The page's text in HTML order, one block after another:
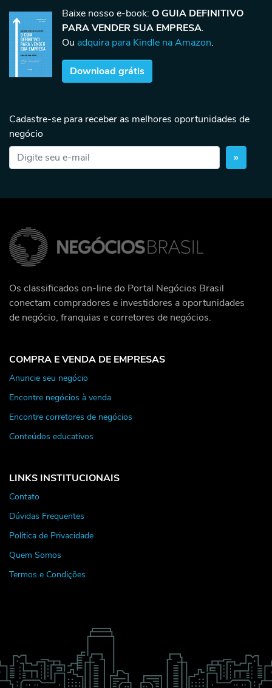
Baixe nosso e-book: O GUIA DEFINITIVO
PARA VENDER SUA EMPRESA.
Ou adquira para Kindle na Amazon.
Download grátis
Cadastre-se para receber as melhores oportunidades de
negócio
»
Os classificados on-line do Portal Negócios Brasil
conectam compradores e investidores a oportunidades
de negócio, franquias e corretores de negócios.
COMPRA E VENDA DE EMPRESAS
Anuncie seu negócio
Encontre negócios à venda
Encontre corretores de negócios
Conteúdos educativos
LINKS INSTITUCIONAIS
Contato
Dúvidas Frequentes
Política de Privacidade
Quem Somos
Termos e Condições